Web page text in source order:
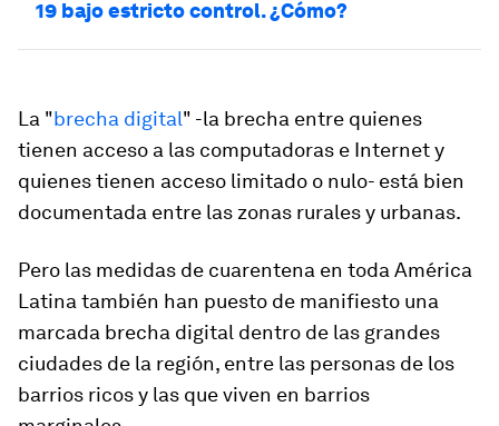
19 bajo estricto control. ¿Cómo?
La "brecha digital" -la brecha entre quienes
tienen acceso a las computadoras e Internet y
quienes tienen acceso limitado o nulo- está bien
documentada entre las zonas rurales y urbanas.
Pero las medidas de cuarentena en toda América
Latina también han puesto de manifiesto una
marcada brecha digital dentro de las grandes
ciudades de la región, entre las personas de los
barrios ricos y las que viven en barrios